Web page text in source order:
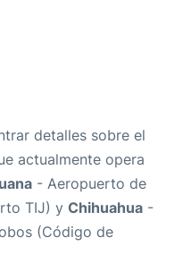
detalles sobre el
actualmente opera
- Aeropuerto de
TIJ) y Chihuahua -
(Código de